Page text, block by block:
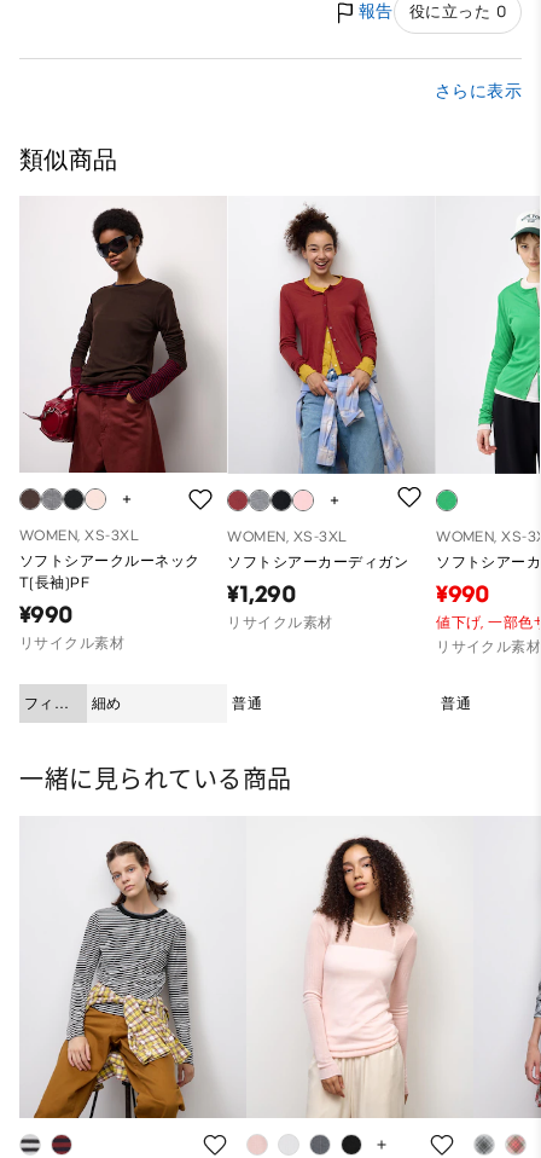
報告 役に立った 0
さらに表示
類似商品
WOMEN, XS-3XL
ソフトシアークルーネック
T(長袖)PF
¥990
リサイクル素材
フィッ
ト
細め
WOMEN, XS-3XL
ソフトシアーカーディガン
¥1,290
リサイクル素材
普通
WOMEN, XS-
ソフトシアー
¥990
値下げ,一部色
リサイクル素材
普通
一緒に見られている商品